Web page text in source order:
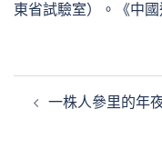
東省試驗室）。《中國
章
一株人參里的年